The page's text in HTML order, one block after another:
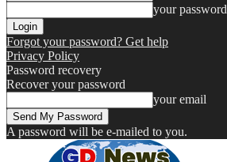
your password
Forgot your password? Get help
Privacy Policy
Password recovery
Recover your password
your email
A password will be e-mailed to you.